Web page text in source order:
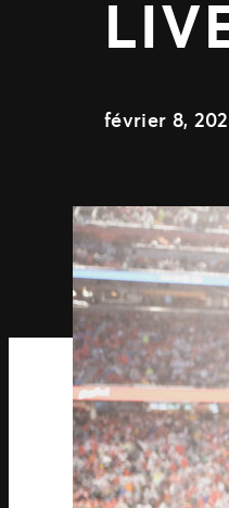
février 8,